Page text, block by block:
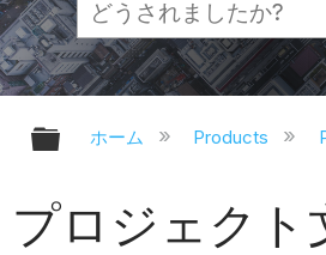
グローバル階層を
ホーム Products
プロジェクト